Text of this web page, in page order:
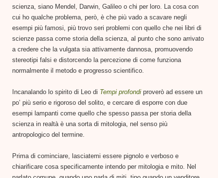
scienza, siano Mendel, Darwin, Galileo o chi per loro. La cosa con
cui ho qualche problema, però, è che più vado a scavare negli
esempi più famosi, più trovo seri problemi con quello che nei libri di
scienze passa come storia della scienza, al punto che sono arrivato
a credere che la vulgata sia attivamente dannosa, promuovendo
stereotipi falsi e distorcendo la percezione di come funziona
normalmente il metodo e progresso scientifico.
Incanalando lo spirito di Leo di Tempi profondi proverò ad essere un
po’ più serio e rigoroso del solito, e cercare di esporre con due
esempi lampanti come quello che spesso passa per storia della
scienza in realtà è una sorta di mitologia, nel senso più
antropologico del termine.
Prima di cominciare, lasciatemi essere pignolo e verboso e
chiarificare cosa specificamente intendo per mitologia e mito. Nel